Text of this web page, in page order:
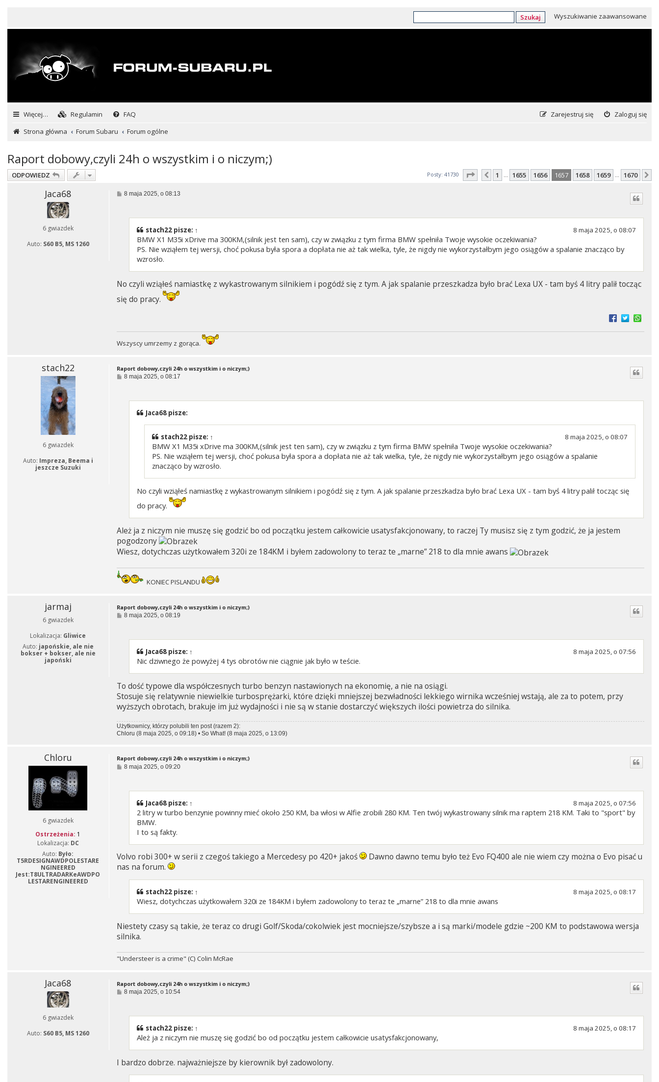
Szukaj Wyszukiwanie zaawansowane
Więcej… Regulamin FAQ Zaloguj się
Zarejestruj się
Strona główna
Forum Subaru Forum ogólne
Raport dobowy,czyli 24h o wszystkim i o niczym;)
ODPOWIEDZ Posty: 41730 Strona1657 z1670
Poprzednia
1 … 1655 1656 1657 1658 1659 … 1670
Jaca68
6 gwiazdek
Auto: S60 B5, MS 1260
P
8 maja 2025, o 08:13
stach22pisze: ↑ 8 maja 2025, o 08:07
BMW X1 M35i xDrive ma 300KM,(silnik jest ten sam), czy w związku z tym firma BMW spełniła Twoje wysokie oczekiwania?
PS. Nie wziąłem tej wersji, choć pokusa była spora a dopłata nie aż tak wielka, tyle, że nigdy nie wykorzystałbym jego osiągów a spalanie znacząco by
wzrosło.
No czyli wziąłeś namiastkę z wykastrowanym silnikiem i pogódź się z tym. A jak spalanie przeszkadza było brać Lexa UX - tam byś 4 litry palił tocząc
się do pracy.
Wszyscy umrzemy z gorąca.
stach22
6 gwiazdek
Auto: Impreza, Beema i
jeszcze Suzuki
Raport dobowy,czyli 24h o wszystkim i o niczym;)
P
8 maja 2025, o 08:17
Jaca68 pisze:
stach22pisze: ↑ 8 maja 2025, o 08:07
BMW X1 M35i xDrive ma 300KM,(silnik jest ten sam), czy w związku z tym firma BMW spełniła Twoje wysokie oczekiwania?
PS. Nie wziąłem tej wersji, choć pokusa była spora a dopłata nie aż tak wielka, tyle, że nigdy nie wykorzystałbym jego osiągów a spalanie
znacząco by wzrosło.
No czyli wziąłeś namiastkę z wykastrowanym silnikiem i pogódź się z tym. A jak spalanie przeszkadza było brać Lexa UX - tam byś 4 litry palił tocząc się
do pracy.
Ależ ja z niczym nie muszę się godzić bo od początku jestem całkowicie usatysfakcjonowany, to raczej Ty musisz się z tym godzić, że ja jestem
pogodzony
Wiesz, dotychczas użytkowałem 320i ze 184KM i byłem zadowolony to teraz te „marne” 218 to dla mnie awans
KONIEC PISLANDU
jarmaj
6 gwiazdek
Lokalizacja: Gliwice
Auto: japońskie, ale nie
bokser + bokser, ale nie
japoński
Raport dobowy,czyli 24h o wszystkim i o niczym;)
P
8 maja 2025, o 08:19
Jaca68pisze: ↑ 8 maja 2025, o 07:56
Nic dziwnego że powyżej 4 tys obrotów nie ciągnie jak było w teście.
To dość typowe dla współczesnych turbo benzyn nastawionych na ekonomię, a nie na osiągi.
Stosuje się relatywnie niewielkie turbosprężarki, które dzięki mniejszej bezwładności lekkiego wirnika wcześniej wstają, ale za to potem, przy
wyższych obrotach, brakuje im już wydajności i nie są w stanie dostarczyć większych ilości powietrza do silnika.
Użytkownicy, którzy polubili ten post (razem 2):
Chloru (8 maja 2025, o 09:18) • So What!(8 maja 2025, o 13:09)
Chloru
6 gwiazdek
Ostrzeżenia: 1
Lokalizacja: DC
Auto: Było:
T5RDESIGNAWDPOLESTARE
NGINEERED
Jest:T8ULTRADARKeAWDPO
LESTARENGINEERED
Raport dobowy,czyli 24h o wszystkim i o niczym;)
P
8 maja 2025, o 09:20
Jaca68pisze: ↑ 8 maja 2025, o 07:56
2 litry w turbo benzynie powinny mieć około 250 KM, ba włosi w Alfie zrobili 280 KM. Ten twój wykastrowany silnik ma raptem 218 KM. Taki to "sport" by
BMW.
I to są fakty.
Volvo robi 300+ w serii z czegoś takiego a Mercedesy po 420+ jakoś
Dawno dawno temu było też Evo FQ400 ale nie wiem czy można o Evo pisać u
nas na forum.
stach22pisze: ↑ 8 maja 2025, o 08:17
Wiesz, dotychczas użytkowałem 320i ze 184KM i byłem zadowolony to teraz te „marne” 218 to dla mnie awans
Niestety czasy są takie, że teraz co drugi Golf/Skoda/cokolwiek jest mocniejsze/szybsze a i są marki/modele gdzie ~200 KM to podstawowa wersja
silnika.
"Understeer is a crime" (C) Colin McRae
Jaca68
6 gwiazdek
Auto: S60 B5, MS 1260
Raport dobowy,czyli 24h o wszystkim i o niczym;)
P
8 maja 2025, o 10:54
stach22pisze: ↑ 8 maja 2025, o 08:17
Ależ ja z niczym nie muszę się godzić bo od początku jestem całkowicie usatysfakcjonowany,
I bardzo dobrze. najważniejsze by kierownik był zadowolony.